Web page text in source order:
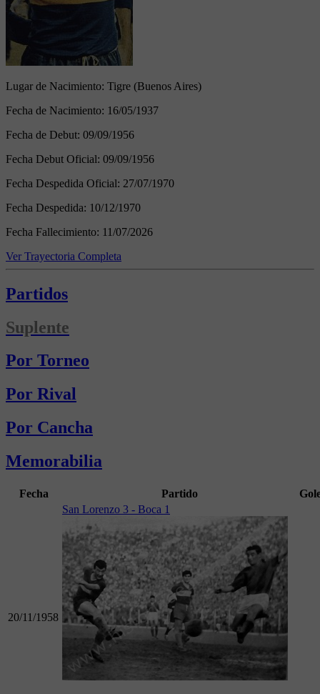
Lugar de Nacimiento: Tigre (Buenos Aires)
Fecha de Nacimiento: 16/05/1937
Fecha de Debut: 09/09/1956
Fecha Debut Oficial: 09/09/1956
Fecha Despedida Oficial: 27/07/1970
Fecha Despedida: 10/12/1970
Fecha Fallecimiento: 11/07/2026
Ver Trayectoria Completa
Partidos
Suplente
Por Torneo
Por Rival
Por Cancha
Memorabilia
Fecha Partido
20/11/1958
San Lorenzo 3 - Boca 1